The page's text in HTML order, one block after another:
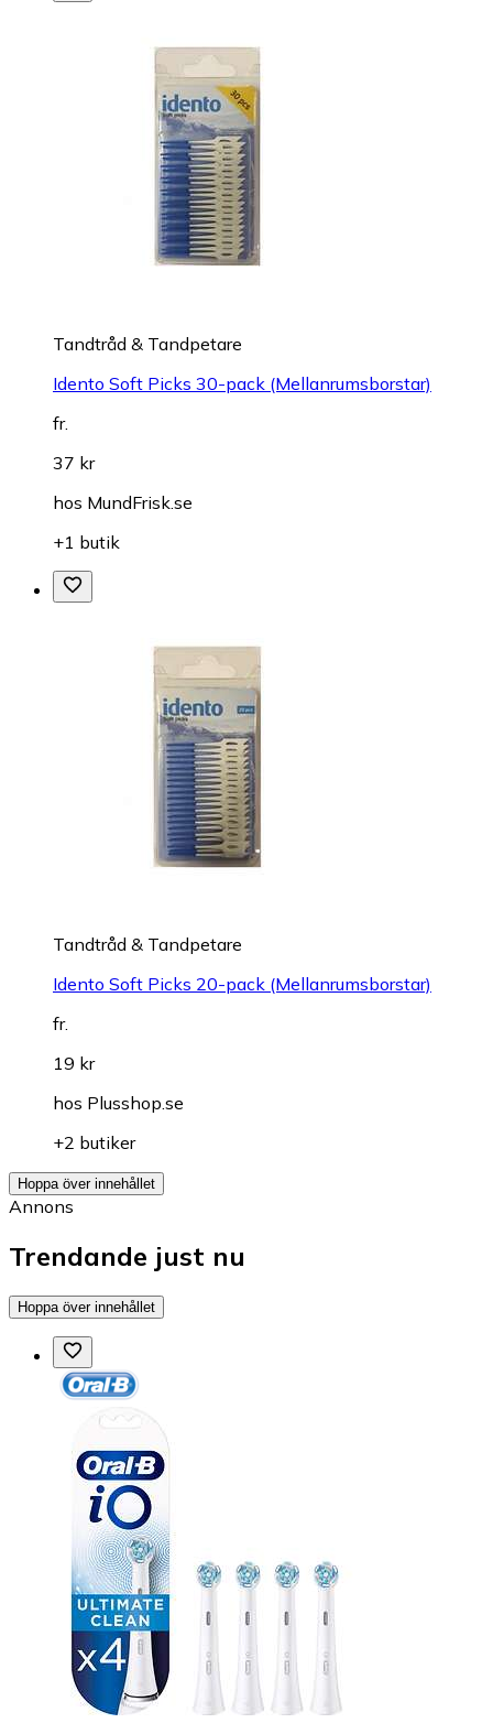
Tandtråd & Tandpetare
Idento Soft Picks 30-pack (Mellanrumsborstar)
fr.
37 kr
hos MundFrisk.se
+1 butik
Tandtråd & Tandpetare
Idento Soft Picks 20-pack (Mellanrumsborstar)
fr.
19 kr
hos Plusshop.se
+2 butiker
Hoppa över innehållet
Annons
Trendande just nu
Hoppa över innehållet